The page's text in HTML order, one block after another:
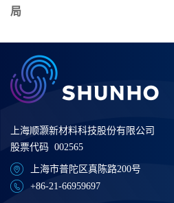
局
上海顺灏新材料科技股份有限公司
股票代码 002565
上海市普陀区真陈路200号
+86-21-66959697